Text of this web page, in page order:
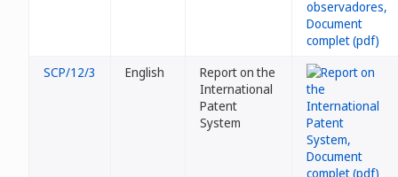
SCP/12/3 English
Report on the
International
Patent
System